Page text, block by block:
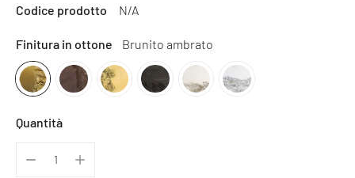
normale
Codice prodotto N/A
Finitura in ottone Brunito ambrato
Quantità